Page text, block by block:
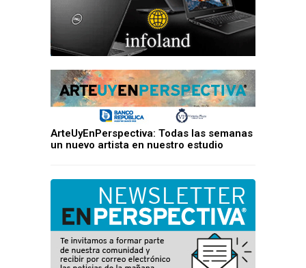
ArteUyEnPerspectiva: Todas las semanas
un nuevo artista en nuestro estudio